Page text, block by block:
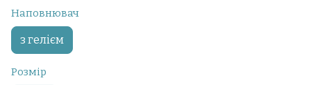
Наповнювач
з гелієм
Розмір